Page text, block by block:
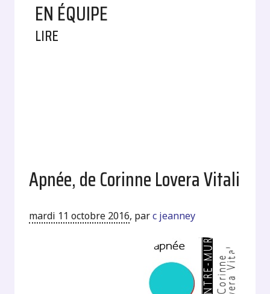
EN ÉQUIPE
LIRE
Apnée, de Corinne Lovera Vitali
mardi 11 octobre 2016, parc jeanney